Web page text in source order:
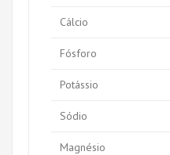
Cálcio
Fósforo
Potássio
Sódio
Magnésio